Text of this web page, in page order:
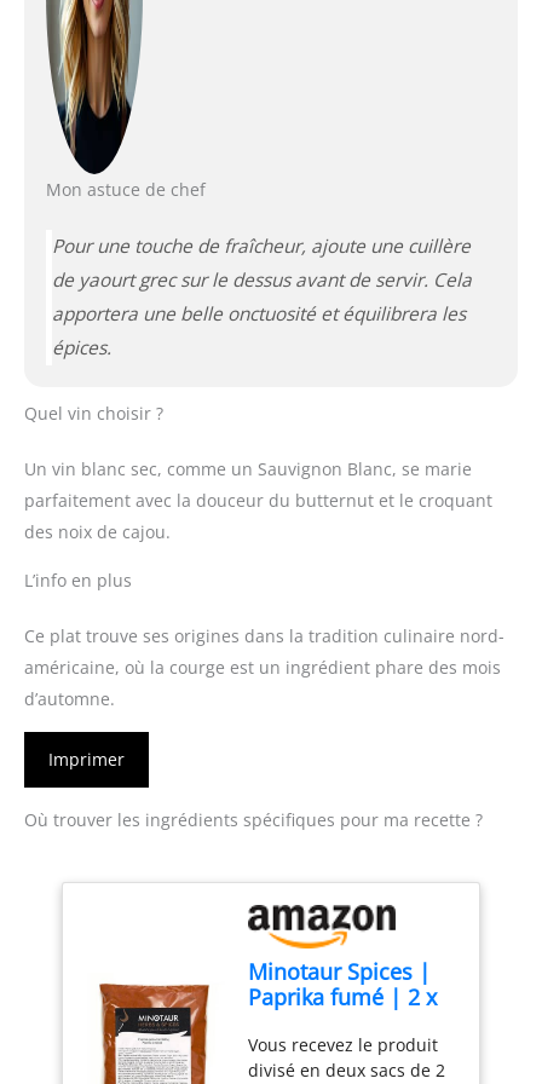
Mon astuce de chef
Pour une touche de fraîcheur, ajoute une cuillère
de yaourt grec sur le dessus avant de servir. Cela
apportera une belle onctuosité et équilibrera les
épices.
Quel vin choisir ?
Un vin blanc sec, comme un Sauvignon Blanc, se marie
parfaitement avec la douceur du butternut et le croquant
des noix de cajou.
L’info en plus
Ce plat trouve ses origines dans la tradition culinaire nord-
américaine, où la courge est un ingrédient phare des mois
d’automne.
Imprimer
Où trouver les ingrédients spécifiques pour ma recette ?
Minotaur Spices |
Paprika fumé | 2 x
fumé en poudre
Vous recevez le produit
divisé en deux sacs de 2